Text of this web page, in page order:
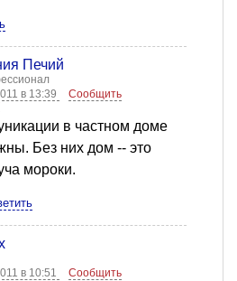
Печий
в 13:39
Сообщить
в частном доме
Без них дом -- это
мороки.
в 10:51
Сообщить